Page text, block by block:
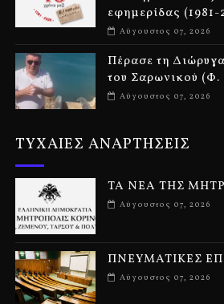
εφημερίδας
Αύγουστος 07, 2026
Πέρασε τη
του Σαρωνικού (Φ.
Αύγουστος 07, 2026
ΤΥΧΑΙΕΣ ΑΝΑΡΤΗΣΕΙΣ
ΤΑ ΝΕΑ ΤΗΣ
Αύγουστος 07, 2026
ΠΝΕΥΜΑΤΙΚΕΣ
Αύγουστος 07, 2026